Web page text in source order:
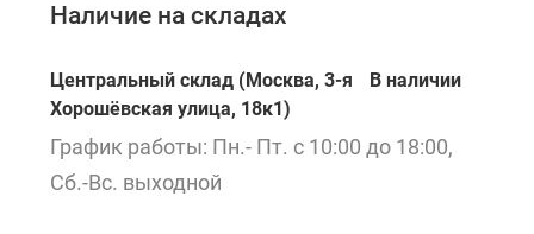
Наличие на складах
Центральный склад (Москва, 3-я
Хорошёвская улица, 18к1)
В наличии
График работы: Пн.- Пт. с 10:00 до 18:00,
Сб.-Вс. выходной